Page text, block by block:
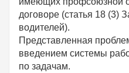
договоре (статья 18 (3)
водителей).
Представленная
введением системы
по задачам.